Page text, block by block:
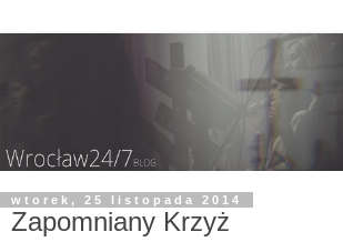
wtorek, 25 listopada 2014
Zapomniany Krzyż